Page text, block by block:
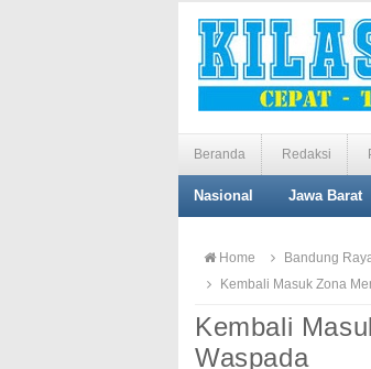
Beranda Redaksi
Nasional Jawa Barat
Home Bandung
Kembali Masuk Zona
Kembali
Waspada